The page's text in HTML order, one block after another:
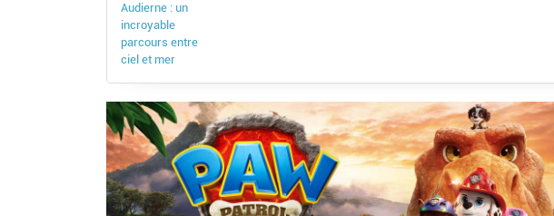
Audierne : un
incroyable
parcours entre
ciel et mer